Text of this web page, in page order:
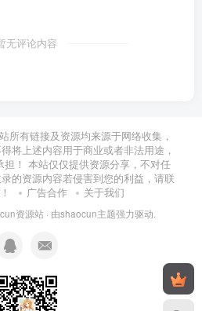
无评论内容
所有链接及资源均来源于网络收集，
将上述内容用于商业或者非法用途，
！ 本站仅仅提供资源分享，不对任
的资源内容若侵害到您的利益，请联
广告合作 关于我们
资源站 · 由shaocun主题强力驱动.